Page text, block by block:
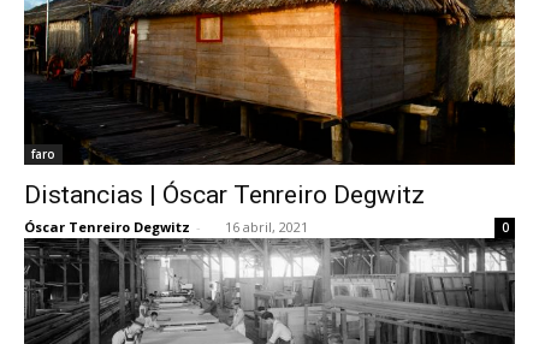
faro
Distancias | Óscar Tenreiro Degwitz
Óscar Tenreiro Degwitz - 16 abril, 2021 0